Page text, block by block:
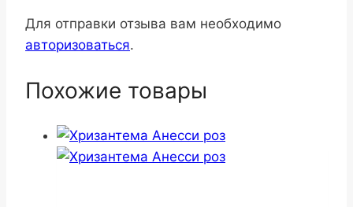
Для отправки отзыва вам необходимо
авторизоваться.
Похожие товары